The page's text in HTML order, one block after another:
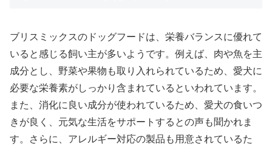
ブリスミックスのドッグフードは、栄養バランスに優れて
いると感じる飼い主が多いようです。例えば、肉や魚を主
成分とし、野菜や果物も取り入れられているため、愛犬に
必要な栄養素がしっかり含まれているといわれています。
また、消化に良い成分が使われているため、愛犬の食いつ
きが良く、元気な生活をサポートするとの声も聞かれま
す。さらに、アレルギー対応の製品も用意されているた